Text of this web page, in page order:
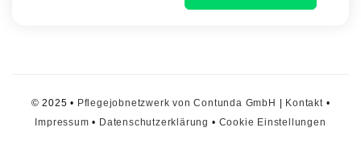
© 2025 • Pflegejobnetzwerk von Contunda GmbH Kontakt•
Impressum • Datenschutzerklärung • Cookie Einstellungen